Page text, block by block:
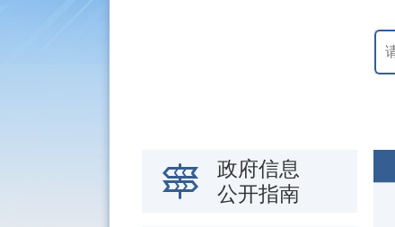
政府信息
公开指南